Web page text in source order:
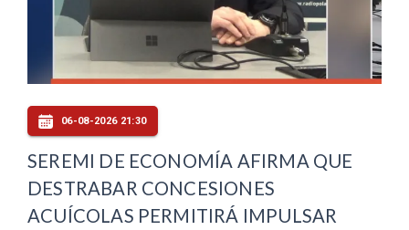
06-08-2026 21:30
SEREMI DE ECONOMÍA AFIRMA QUE
DESTRABAR CONCESIONES
ACUÍCOLAS PERMITIRÁ IMPULSAR